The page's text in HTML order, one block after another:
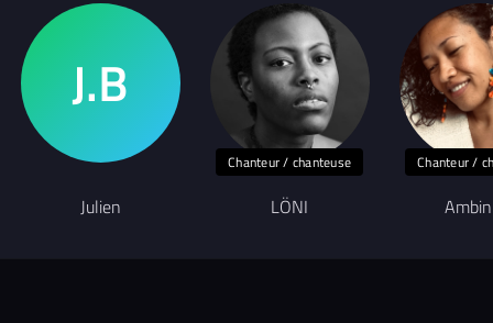
Julien
Chanteur / chanteuse
LÖNI
Chanteur /